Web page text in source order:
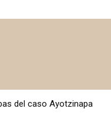
del caso Ayotzinapa